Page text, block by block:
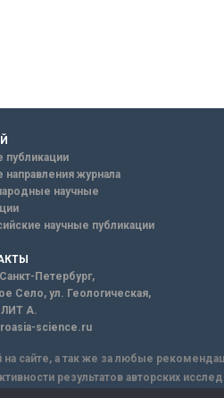
публикации
направления журнала
научные
научные публикации
Петербург,
Село, ул. Геологическая,
А.
science.ru
сайте, а так же за любые
результатов авторских